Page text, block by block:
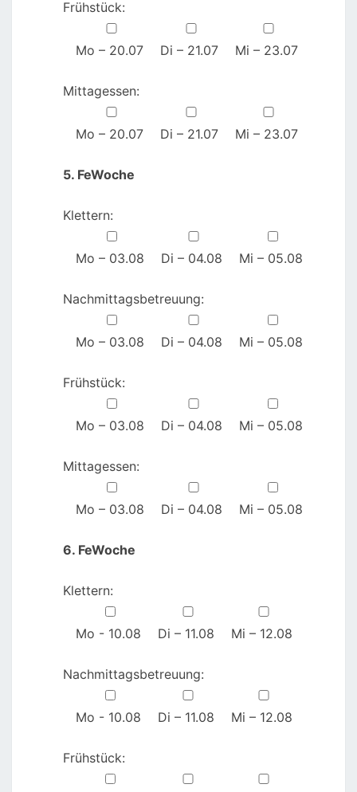
Frühstück:
Mo – 20.07 Di – 21.07 Mi – 23.07
Mittagessen:
Mo – 20.07 Di – 21.07 Mi – 23.07
5. FeWoche
Klettern:
Mo – 03.08 Di – 04.08 Mi – 05.08
Nachmittagsbetreuung:
Mo – 03.08 Di – 04.08 Mi – 05.08
Frühstück:
Mo – 03.08 Di – 04.08 Mi – 05.08
Mittagessen:
Mo – 03.08 Di – 04.08 Mi – 05.08
6. FeWoche
Klettern:
Mo - 10.08 Di – 11.08 Mi – 12.08
Nachmittagsbetreuung:
Mo - 10.08 Di – 11.08 Mi – 12.08
Frühstück: